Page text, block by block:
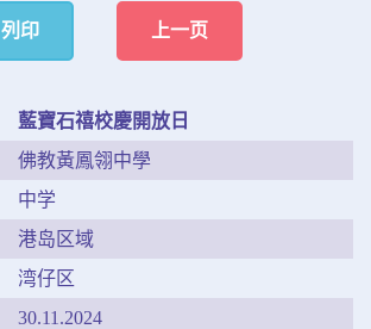
列印 上一页
藍寶石禧校慶開放日
佛教黃鳳翎中學
中学
港岛区域
湾仔区
30.11.2024